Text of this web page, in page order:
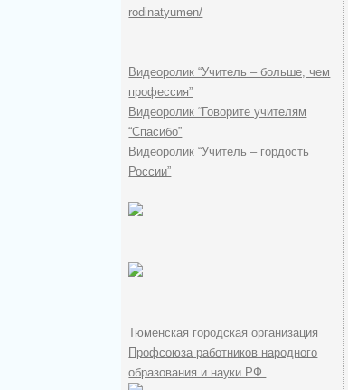
rodinatyumen/
Видеоролик “Учитель – больше, чем
профессия”
Видеоролик “Говорите учителям
“Спасибо”
Видеоролик “Учитель – гордость
России”
Тюменская городская организация
Профсоюза работников народного
образования и науки РФ.